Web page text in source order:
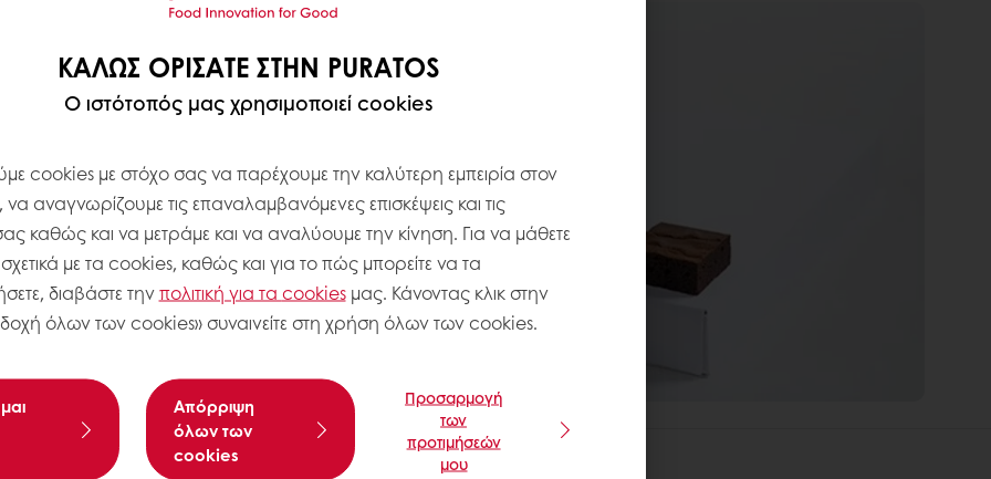
ΚΑΛΏΣ ΟΡΊΣΑΤΕ ΣΤΗΝ PURATOS
Ο ιστότοπός μας χρησιμοποιεί cookies
cookies με στόχο σας να παρέχουμε την καλύτερη εμπειρία στον
αναγνωρίζουμε τις επαναλαμβανόμενες επισκέψεις και τις
καθώς και να μετράμε και να αναλύουμε την κίνηση. Για να μάθετε
με τα cookies, καθώς και για το πώς μπορείτε να τα
διαβάστε τηνπολιτική για τα cookiesμας. Κάνοντας κλικ στην
όλων των cookies» συναινείτε στη χρήση όλων των cookies.
Aπόρριψη
όλων των
cookies
Προσαρμογή
των
προτιμήσεών
μου